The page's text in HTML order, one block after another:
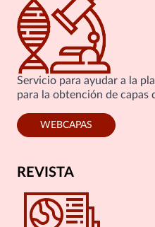
Servicio para ayudar a la
para la obtención de capas
WEBCAPAS
REVISTA